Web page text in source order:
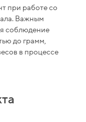
при работе со
Важным
соблюдение
до грамм,
в процессе